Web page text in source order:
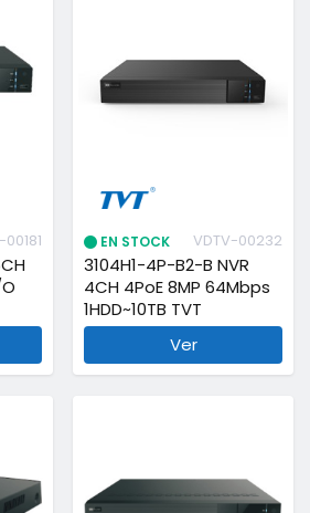
EN STOCK VDTV-00232
3104H1-4P-B2-B NVR
4CH 4PoE 8MP 64Mbps
1HDD~10TB TVT
Ver